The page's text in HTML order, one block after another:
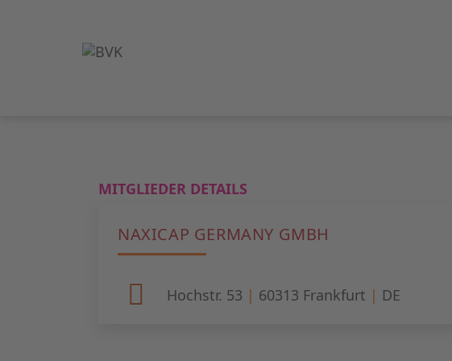
MITGLIEDER DETAILS
NAXICAP GERMANY GMBH
Hochstr. 53 | 60313 Frankfurt | DE